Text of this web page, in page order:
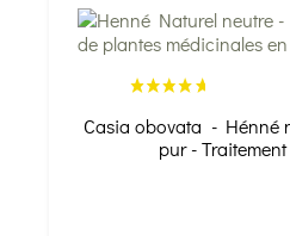
Casia obovata - Hénné
pur -